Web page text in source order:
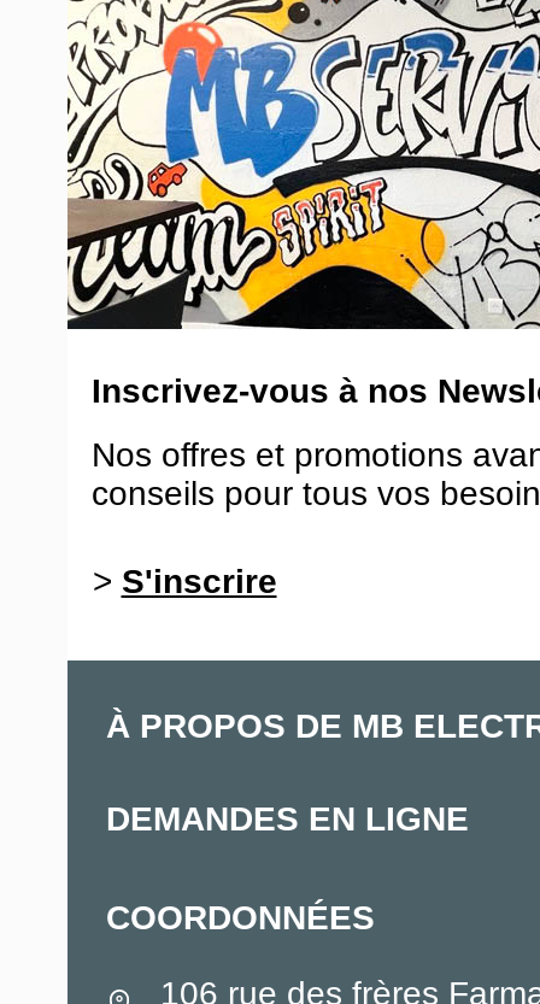
Inscrivez-vous à nos
Nos offres et promotions
conseils pour tous vos
> S'inscrire
À PROPOS DE MB
DEMANDES EN LIGNE
COORDONNÉES
106 rue des frères